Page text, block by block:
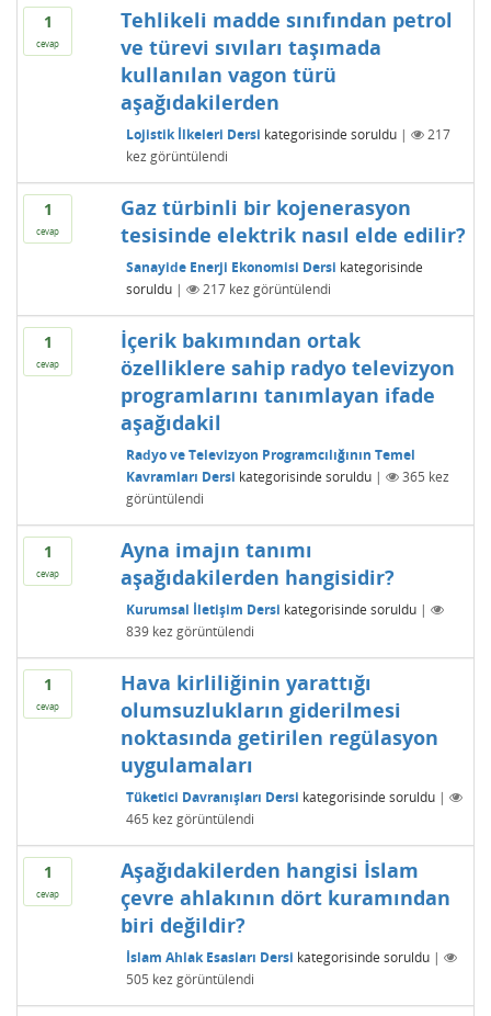
1
cevap
Tehlikeli madde sınıfından petrol
ve türevi sıvıları taşımada
kullanılan vagon türü
aşağıdakilerden
Lojistik İlkeleri Dersi kategorisinde soruldu |
217
kez görüntülendi
1
cevap
Gaz türbinli bir kojenerasyon
tesisinde elektrik nasıl elde edilir?
Sanayide Enerji Ekonomisi Dersi kategorisinde
soruldu | 217kez görüntülendi
1
cevap
İçerik bakımından ortak
özelliklere sahip radyo televizyon
programlarını tanımlayan ifade
aşağıdakil
Radyo ve Televizyon Programcılığının Temel
Kavramları Dersi kategorisinde soruldu | 365 kez
görüntülendi
1
cevap
Ayna imajın tanımı
aşağıdakilerden hangisidir?
Kurumsal İletişim Dersi kategorisinde soruldu |
839kez görüntülendi
1
cevap
Hava kirliliğinin yarattığı
olumsuzlukların giderilmesi
noktasında getirilen regülasyon
uygulamaları
Tüketici Davranışları Dersi kategorisinde soruldu |
465 kez görüntülendi
1
cevap
Aşağıdakilerden hangisi İslam
çevre ahlakının dört kuramından
biri değildir?
İslam Ahlak Esasları Dersi kategorisinde soruldu |
505 kez görüntülendi